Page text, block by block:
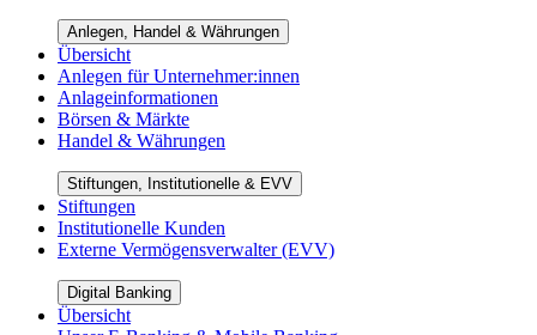
Anlegen, Handel & Währungen
Übersicht
Anlegen für Unternehmer:innen
Anlageinformationen
Börsen & Märkte
Handel & Währungen
Stiftungen, Institutionelle & EVV
Stiftungen
Institutionelle Kunden
Externe Vermögensverwalter (EVV)
Digital Banking
Übersicht